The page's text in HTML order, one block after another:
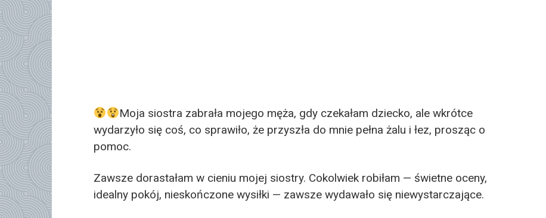
Moja siostra zabrała mojego męża, gdy czekałam dziecko, ale wkrótce
wydarzyło się coś, co sprawiło, że przyszła do mnie pełna żalu i łez, prosząc o
pomoc.
Zawsze dorastałam w cieniu mojej siostry. Cokolwiek robiłam — świetne oceny,
idealny pokój, nieskończone wysiłki — zawsze wydawało się niewystarczające.